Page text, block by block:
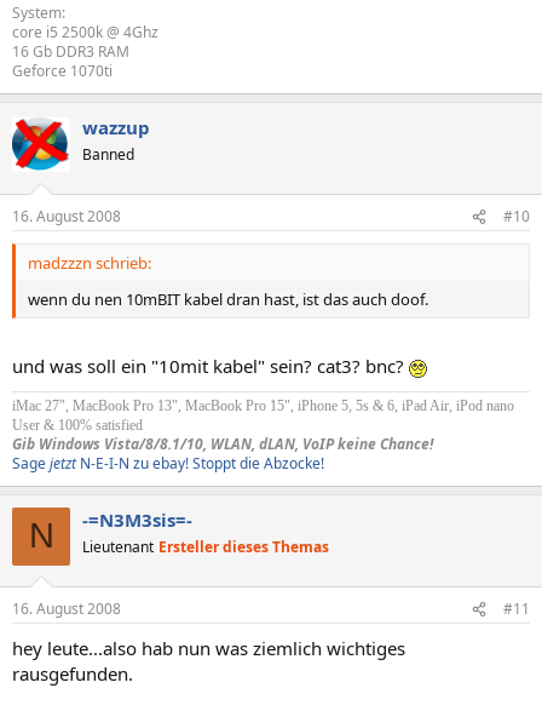
System:
core i5 2500k @ 4Ghz
16 Gb DDR3 RAM
Geforce 1070ti
wazzup
Banned
16. August 2008 #10
madzzzn schrieb:
wenn du nen 10mBIT kabel dran hast, ist das auch doof.
und was soll ein "10mit kabel" sein? cat3? bnc?
iMac 27", MacBook Pro 13", MacBook Pro 15", iPhone 5, 5s & 6, iPad Air, iPod nano
User & 100% satisfied
Gib Windows Vista/8/8.1/10, WLAN, dLAN, VoIP keine Chance!
SagejetztN-E-I-N zu ebay! Stoppt die Abzocke!
N -=N3M3sis=-
Lieutenant Ersteller dieses Themas
16. August 2008 #11
hey leute...also hab nun was ziemlich wichtiges
rausgefunden.